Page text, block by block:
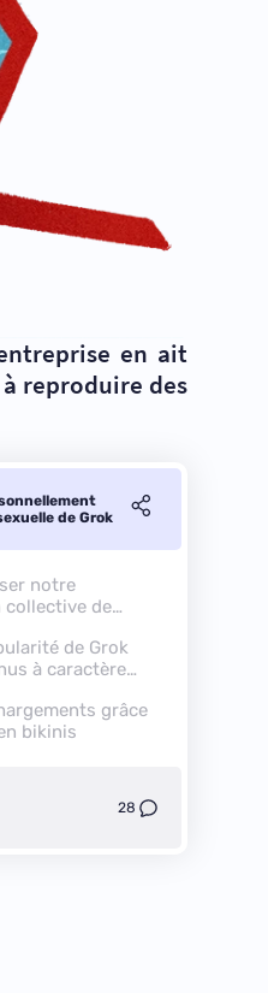
en ait
reproduire des
de Grok
notre
collective de
de Grok
à caractère
grâce
bikinis
28